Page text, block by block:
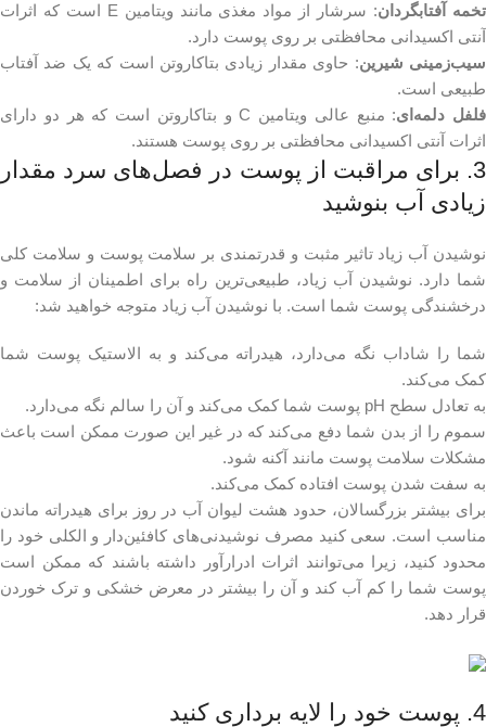
تخمه آفتابگردان
: سرشار از مواد مغذی مانند ویتامین E است که اثرات
آنتی اکسیدانی محافظتی بر روی پوست دارد.
سیب‌زمینی شیرین: حاوی مقدار زیادی بتاکاروتن است که یک ضد آفتاب
طبیعی است.
فلفل دلمه‌ای
: منبع عالی ویتامین C و بتاکاروتن است که هر دو دارای
اثرات آنتی اکسیدانی محافظتی بر روی پوست هستند.
3. برای مراقبت از پوست در فصل‌های سرد مقدار
زیادی آب بنوشید
نوشیدن آب زیاد تاثیر مثبت و قدرتمندی بر سلامت پوست و سلامت کلی
شما دارد. نوشیدن آب زیاد، طبیعی‌ترین راه برای اطمینان از سلامت و
درخشندگی پوست شما است. با نوشیدن آب زیاد متوجه خواهید شد:
شما را شاداب نگه می‌دارد، هیدراته می‌کند و به الاستیک پوست شما
کمک می‌کند.
به تعادل سطح pH پوست شما کمک می‌کند و آن را سالم نگه می‌دارد.
سموم را از بدن شما دفع می‌کند که در غیر این صورت ممکن است باعث
مشکلات سلامت پوست مانند آکنه شود.
به سفت شدن پوست افتاده کمک می‌کند.
برای بیشتر بزرگسالان، حدود هشت لیوان آب در روز برای هیدراته ماندن
مناسب است. سعی کنید مصرف نوشیدنی‌های کافئین‌دار و الکلی خود را
محدود کنید، زیرا می‌توانند اثرات ادرارآور داشته باشند که ممکن است
پوست شما را کم آب کند و آن را بیشتر در معرض خشکی و ترک خوردن
قرار دهد.
4. پوست خود را لایه برداری کنید